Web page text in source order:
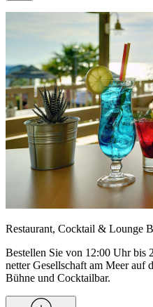
Restaurant, Cocktail & Lounge
Bestellen Sie von 12:00 Uhr bis
netter Gesellschaft am Meer auf
Bühne und Cocktailbar.